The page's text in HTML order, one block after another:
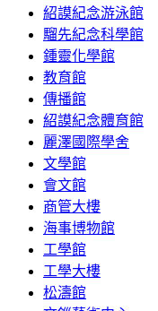
紹謨紀念游泳館
騮先紀念科學館
鍾靈化學館
教育館
傳播館
紹謨紀念體育館
麗澤國際學舍
文學館
會文館
商管大樓
海事博物館
工學館
工學大樓
松濤館